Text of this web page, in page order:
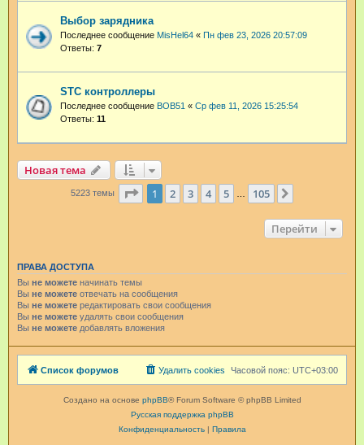
Выбор зарядника
Последнее сообщение MisHel64 « Пн фев 23, 2026 20:57:09
Ответы: 7
STC контроллеры
Последнее сообщение BOB51 « Ср фев 11, 2026 15:25:54
Ответы: 11
Новая тема
5223 темы Страница из 105
1 2 3 4 5 105
Перейти
ПРАВА ДОСТУПА
Вы не можете начинать темы
Вы не можете отвечать на сообщения
Вы не можете редактировать свои сообщения
Вы не можете удалять свои сообщения
Вы не можете добавлять вложения
Список форумов Часовой пояс: UTC+03:00
Удалить cookies
Создано на основе phpBB® Forum Software © phpBB Limited
Русская поддержка phpBB
Конфиденциальность| Правила